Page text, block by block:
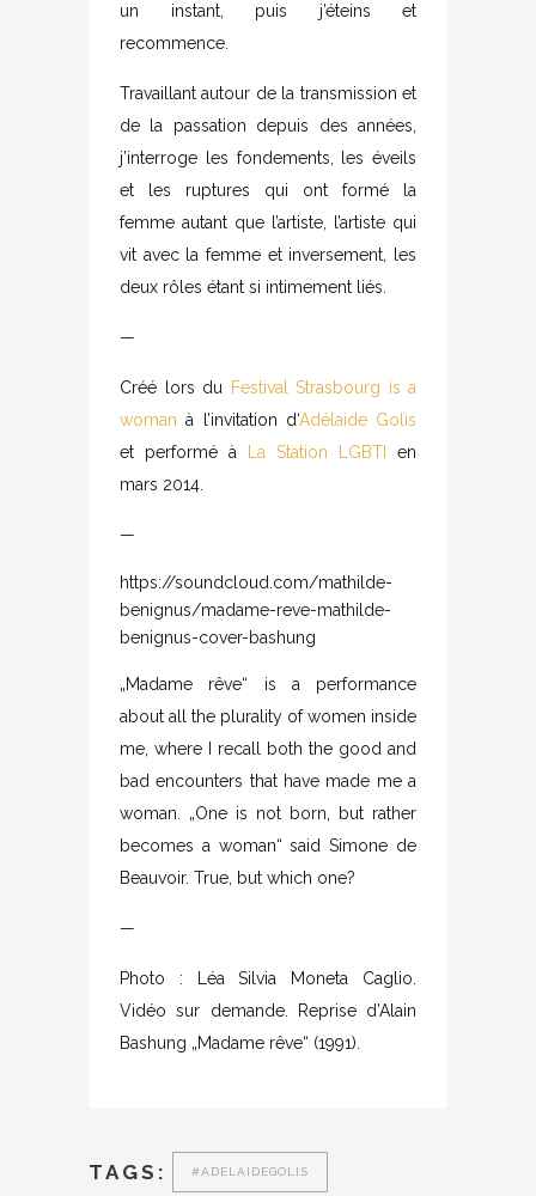
un instant, puis j’éteins et
recommence.
Travaillant autour de la transmission et
de la passation depuis des années,
j’interroge les fondements, les éveils
et les ruptures qui ont formé la
femme autant que l’artiste, l’artiste qui
vit avec la femme et inversement, les
deux rôles étant si intimement liés.
—
Créé lors du Festival Strasbourg is a
woman à l’invitation d‘Adélaide Golis
et performé à
La Station LGBTI
en
mars 2014.
—
https://soundcloud.com/mathilde-
benignus/madame-reve-mathilde-
benignus-cover-bashung
„Madame rêve“ is a performance
about all the plurality of women inside
me, where I recall both the good and
bad encounters that have made me a
woman. „One is not born, but rather
becomes a woman“ said Simone de
Beauvoir. True, but which one?
—
Photo : Léa Silvia Moneta Caglio.
Vidéo sur demande. Reprise d’Alain
Bashung „Madame rêve“ (1991).
TAGS: #ADELAIDEGOLIS